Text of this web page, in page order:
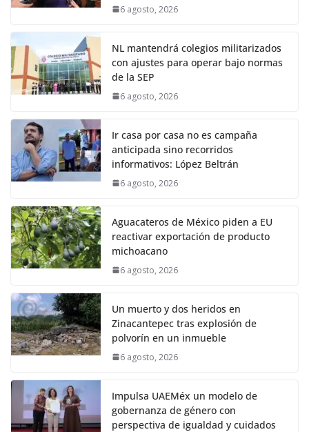
6 agosto, 2026
NL mantendrá colegios militarizados
con ajustes para operar bajo normas
de la SEP
6 agosto, 2026
Ir casa por casa no es campaña
anticipada sino recorridos
informativos: López Beltrán
6 agosto, 2026
Aguacateros de México piden a EU
reactivar exportación de producto
michoacano
6 agosto, 2026
Un muerto y dos heridos en
Zinacantepec tras explosión de
polvorín en un inmueble
6 agosto, 2026
Impulsa UAEMéx un modelo de
gobernanza de género con
perspectiva de igualdad y cuidados